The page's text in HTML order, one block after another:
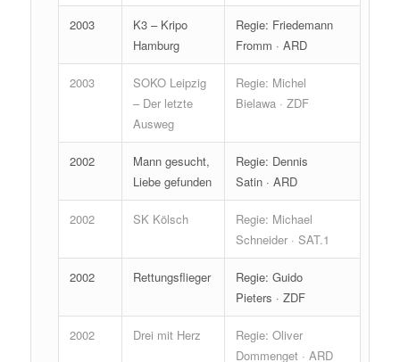
2003
K3 – Kripo
Hamburg
Regie: Friedemann
Fromm · ARD
2003
SOKO Leipzig
– Der letzte
Ausweg
Regie: Michel
Bielawa · ZDF
2002
Mann gesucht,
Liebe gefunden
Regie: Dennis
Satin · ARD
2002 SK Kölsch
Regie: Michael
Schneider · SAT.1
2002 Rettungsflieger
Regie: Guido
Pieters · ZDF
2002 Drei mit Herz
Regie: Oliver
Dommenget · ARD